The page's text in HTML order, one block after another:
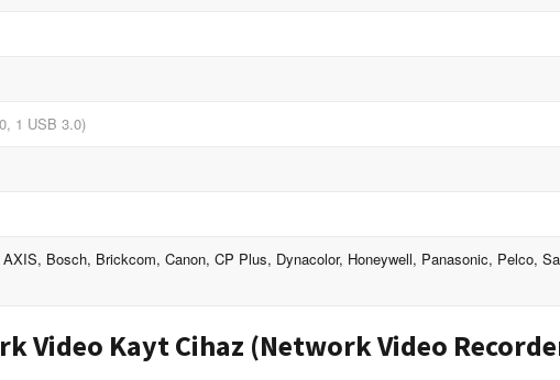
1 USB 3.0)
Bosch, Brickcom, Canon, CP Plus, Dynacolor, Honeywell, Panasonic, Pelco,
Video Kayt Cihaz (Network Video